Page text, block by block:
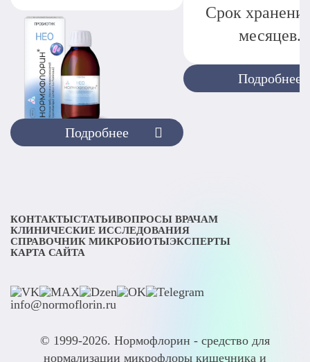
Подробнее
Подробнее
Срок
месяцев.
КОНТАКТЫСТАТЬИВОПРОСЫ ВРАЧАМ
КЛИНИЧЕСКИЕ ИССЛЕДОВАНИЯ
СПРАВОЧНИК МИКРОБИОТЫЭКСПЕРТЫ
КАРТА САЙТА
info@normoflorin.ru
© 1999-2026. Нормофлорин - средство для
нормализации микрофлоры кишечника и